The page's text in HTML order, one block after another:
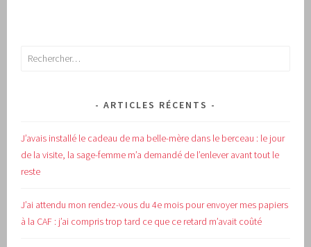
Rechercher :
ARTICLES RÉCENTS
J’avais installé le cadeau de ma belle-mère dans le berceau : le jour
de la visite, la sage-femme m’a demandé de l’enlever avant tout le
reste
J’ai attendu mon rendez-vous du 4e mois pour envoyer mes papiers
à la CAF : j’ai compris trop tard ce que ce retard m’avait coûté